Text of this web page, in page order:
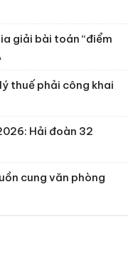
giải bài toán “điểm
thuế phải công khai
Hải đoàn 32
cung văn phòng